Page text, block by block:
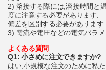
2) 溶接する際には,溶接時間と
度に注意する必要があります.
偏差を区別する必要があります.
3) 電流や電圧などの電気パラ
よくある質問
Q1: 小さめに注文できますか?
はい,小規模な注文のために私